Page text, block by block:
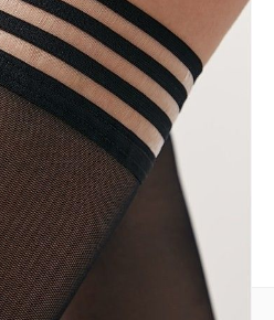
zadać pytanie, klikając przycisk